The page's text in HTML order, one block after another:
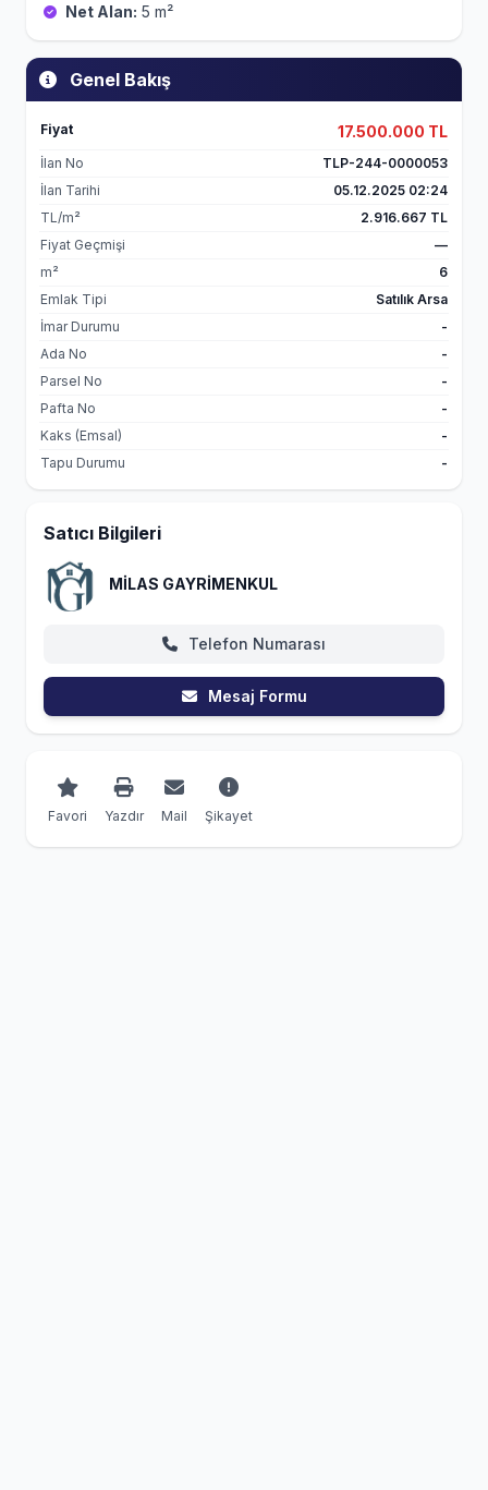
Genel Bakış
Fiyat 17.500.000 TL
İlan No
TLP-244-0000053
İlan Tarihi
05.12.2025 02:24
TL/m²
2.916.667 TL
Fiyat Geçmişi
—
m²
6
Emlak Tipi
Satılık Arsa
İmar Durumu
-
Ada No
-
Parsel No
-
Pafta No
-
Kaks (Emsal)
-
Tapu Durumu
-
Satıcı Bilgileri
MİLAS GAYRİMENKUL
Telefon Numarası
Mesaj Formu
Favori Yazdır Mail Şikayet
Net Alan: 5 m²